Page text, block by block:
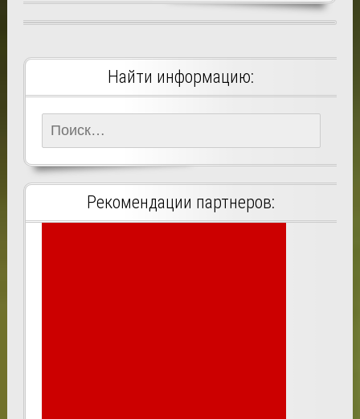
Найти информацию:
Найти:
Рекомендации партнеров: